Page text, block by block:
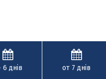
6 днів от 7 днів